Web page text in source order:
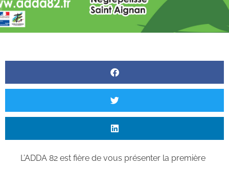
L’ADDA 82 est fière de vous présenter la première